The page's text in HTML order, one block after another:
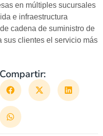
en múltiples sucursales
e infraestructura
cadena de suministro de
sus clientes el servicio más
Compartir: